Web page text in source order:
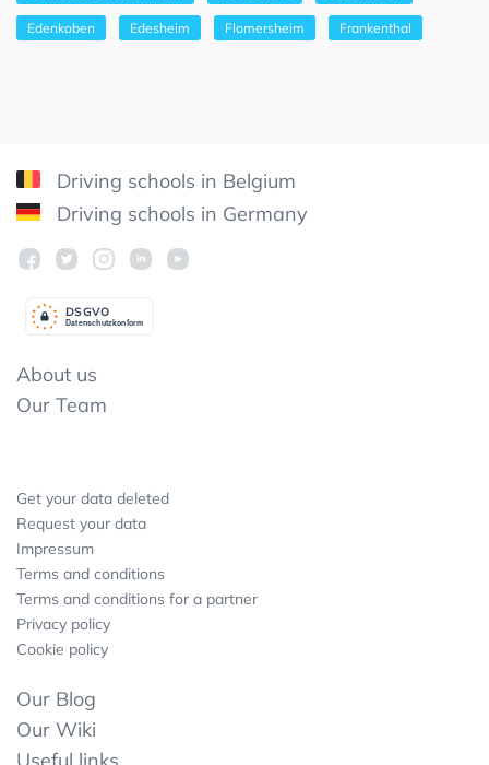
Edenkoben Edesheim Flomersheim Frankenthal
Driving schools in Belgium
Driving schools in Germany
Datenschutzkonform
DSGVO
About us
Our Team
Get your data deleted
Request your data
Impressum
Terms and conditions
Terms and conditions for a partner
Privacy policy
Cookie policy
Our Blog
Our Wiki